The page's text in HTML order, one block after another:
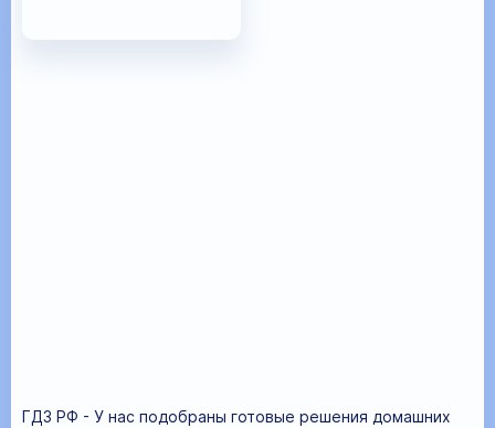
ГДЗ РФ - У нас подобраны готовые решения домашних